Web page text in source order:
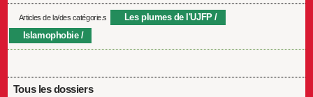
Articles de la/des catégorie.s
Les plumes de l'UJFP
Islamophobie
Tous les dossiers